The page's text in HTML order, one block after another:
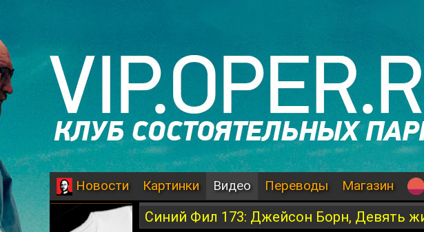
Новости Картинки Видео Переводы Магазин
Синий Фил 173: Джейсон Борн, Девять